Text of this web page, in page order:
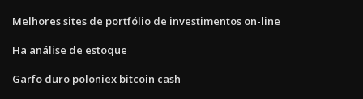
Melhores sites de portfólio de investimentos on-line
Ha análise de estoque
Garfo duro poloniex bitcoin cash